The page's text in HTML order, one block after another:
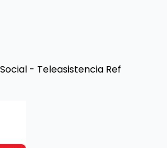
- Teleasistencia Ref